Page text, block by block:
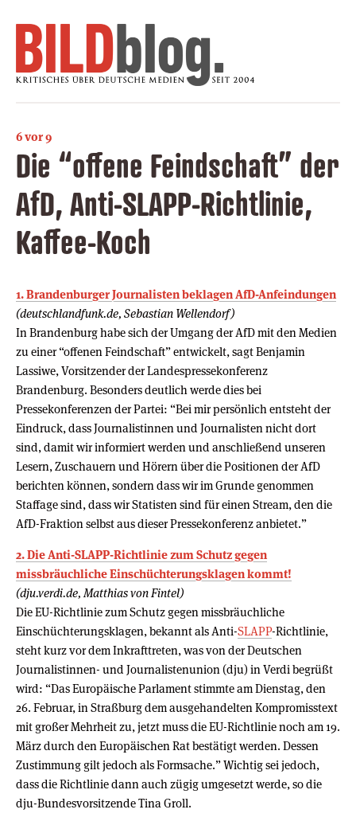
6 vor 9
Die “offene Feindschaft” der
AfD, Anti-SLAPP-Richtlinie,
Kaffee-Koch
1. Brandenburger Journalisten beklagen AfD-Anfeindungen
(deutschlandfunk.de, Sebastian Wellendorf)
In Brandenburg habe sich der Umgang der AfD mit den Medien
zu einer “offenen Feindschaft” entwickelt, sagt Benjamin
Lassiwe, Vorsitzender der Landespressekonferenz
Brandenburg. Besonders deutlich werde dies bei
Pressekonferenzen der Partei: “Bei mir persönlich entsteht der
Eindruck, dass Journalistinnen und Journalisten nicht dort
sind, damit wir informiert werden und anschließend unseren
Lesern, Zuschauern und Hörern über die Positionen der AfD
berichten können, sondern dass wir im Grunde genommen
Staffage sind, dass wir Statisten sind für einen Stream, den die
AfD-Fraktion selbst aus dieser Pressekonferenz anbietet.”
2. Die Anti-SLAPP-Richtlinie zum Schutz gegen
missbräuchliche Einschüchterungsklagen kommt!
(dju.verdi.de, Matthias von Fintel)
Die EU-Richtlinie zum Schutz gegen missbräuchliche
Einschüchterungsklagen, bekannt als Anti-SLAPP-Richtlinie,
steht kurz vor dem Inkrafttreten, was von der Deutschen
Journalistinnen- und Journalistenunion (dju) in Verdi begrüßt
wird: “Das Europäische Parlament stimmte am Dienstag, den
26. Februar, in Straßburg dem ausgehandelten Kompromisstext
mit großer Mehrheit zu, jetzt muss die EU-Richtlinie noch am 19.
März durch den Europäischen Rat bestätigt werden. Dessen
Zustimmung gilt jedoch als Formsache.” Wichtig sei jedoch,
dass die Richtlinie dann auch zügig umgesetzt werde, so die
dju-Bundesvorsitzende Tina Groll.